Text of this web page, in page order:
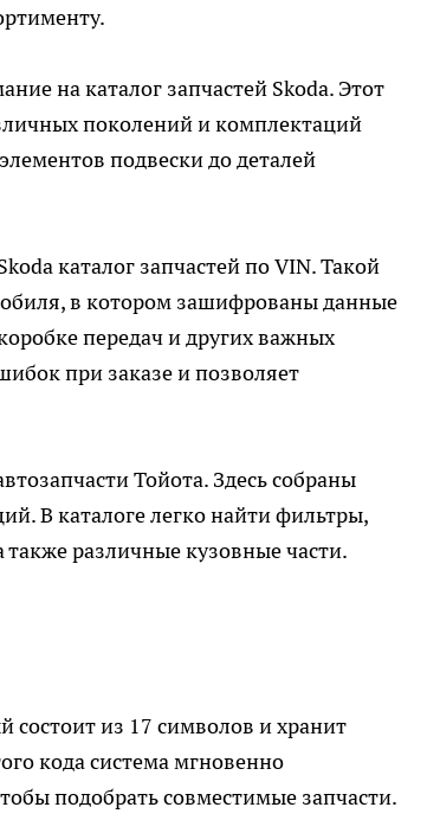
накаталог запчастей Skoda. Этот
поколений и комплектаций
подвески до деталей
каталог запчастей по VIN. Такой
в котором зашифрованы данные
передач и других важных
при заказе и позволяет
Тойота. Здесь собраны
В каталоге легко найти фильтры,
различные кузовные части.
состоит из 17 символов и хранит
кода система мгновенно
подобрать совместимые запчасти.